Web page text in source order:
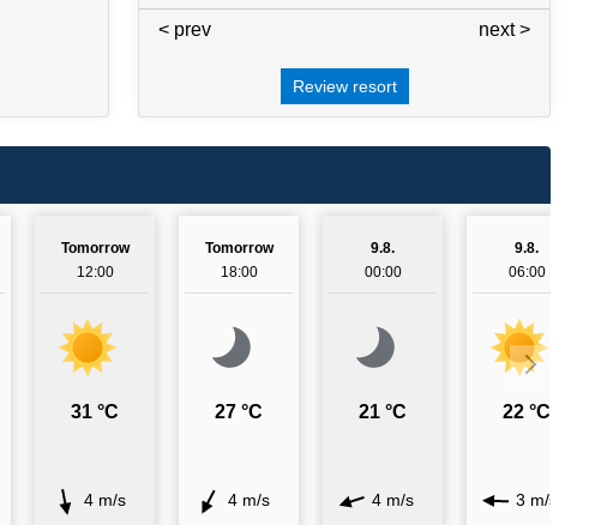
next >
< prev
Review resort
Tomorrow
12:00
31 °C
4 m/s
Tomorrow
18:00
27 °C
4 m/s
9.8.
00:00
21 °C
4 m/s
9.8.
06:00
22 °C
3 m/s